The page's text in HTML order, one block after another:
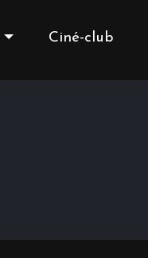
Ciné-club